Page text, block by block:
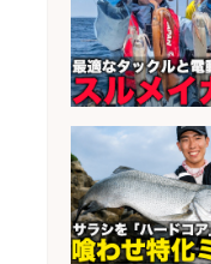
営業事務/「
ーの物流事
小野駅から
円」/大型連
祝休み/滋賀
会社名 株式